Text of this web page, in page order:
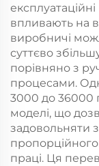
впливають на
виробничі
суттєво
порівняно з
процесами.
3000 до 36000
моделі, що
задовольняти
праці. Ця